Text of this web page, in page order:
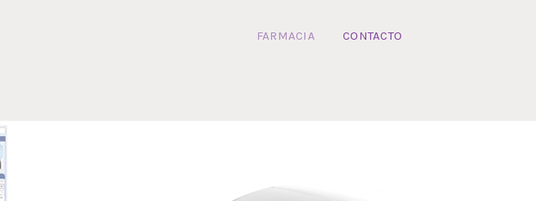
FARMACIA CONTACTO